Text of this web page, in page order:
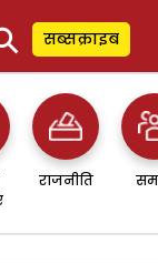
सब्सक्राइब
राजनीति